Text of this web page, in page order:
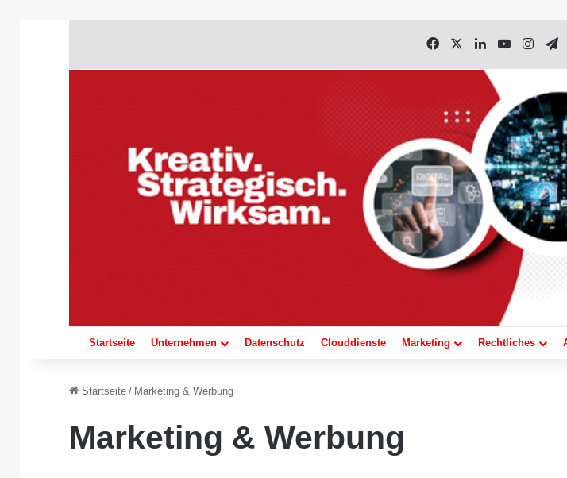
FacebookLinkedInYouTube
Startseite Unternehmen Datenschutz Clouddienste Marketing Rechtliches
Startseite / Marketing & Werbung
Marketing & Werbung